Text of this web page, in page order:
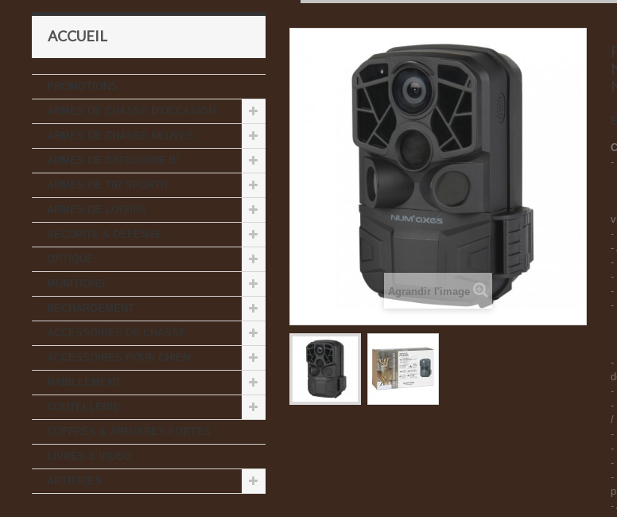
ACCUEIL
PROMOTIONS
ARMES DE CHASSE D'OCCASION
ARMES DE CHASSE NEUVES
ARMES DE CATEGORIE B°
ARMES DE TIR SPORTIF
ARMES DE LOISIRS
SECURITE & DEFENSE
MUNITIONS
RECHARGEMENT
ACCESSOIRES DE CHASSE
ACCESSOIRES POUR CHIEN
HABILLEMENT
COUTELLERIE
COFFRES & ARMOIRES FORTES
LIVRES & VIDEO
ARTIFICES
Agrandir l'image
-
-
-
-
-
-
-
-
-
-
/
-
-
-
-
-